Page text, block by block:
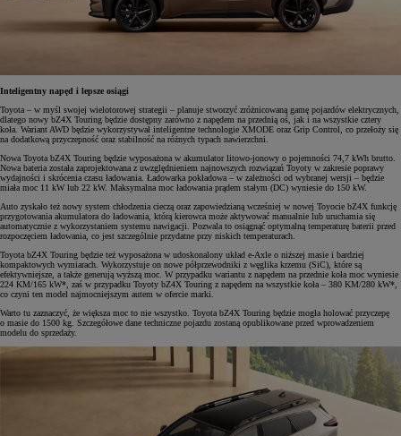
Inteligentny napęd i lepsze osiągi
Toyota – w myśl swojej wielotorowej strategii – planuje stworzyć zróżnicowaną gamę pojazdów elektrycznych,
dlatego nowy bZ4X Touring będzie dostępny zarówno z napędem na przednią oś, jak i na wszystkie cztery
koła. Wariant AWD będzie wykorzystywał inteligentne technologie XMODE oraz Grip Control, co przełoży się
na dodatkową przyczepność oraz stabilność na różnych typach nawierzchni.
Nowa Toyota bZ4X Touring będzie wyposażona w akumulator litowo-jonowy o pojemności 74,7 kWh brutto.
Nowa bateria została zaprojektowana z uwzględnieniem najnowszych rozwiązań Toyoty w zakresie poprawy
wydajności i skrócenia czasu ładowania. Ładowarka pokładowa – w zależności od wybranej wersji – będzie
miała moc 11 kW lub 22 kW. Maksymalna moc ładowania prądem stałym (DC) wyniesie do 150 kW.
Auto zyskało też nowy system chłodzenia cieczą oraz zapowiedzianą wcześniej w nowej Toyocie bZ4X funkcję
przygotowania akumulatora do ładowania, którą kierowca może aktywować manualnie lub uruchamia się
automatycznie z wykorzystaniem systemu nawigacji. Pozwala to osiągnąć optymalną temperaturę baterii przed
rozpoczęciem ładowania, co jest szczególnie przydatne przy niskich temperaturach.
Toyota bZ4X Touring będzie też wyposażona w udoskonalony układ e-Axle o niższej masie i bardziej
kompaktowych wymiarach. Wykorzystuje on nowe półprzewodniki z węglika krzemu (SiC), które są
efektywniejsze, a także generują wyższą moc. W przypadku wariantu z napędem na przednie koła moc wyniesie
224 KM/165 kW*, zaś w przypadku Toyoty bZ4X Touring z napędem na wszystkie koła – 380 KM/280 kW*,
co czyni ten model najmocniejszym autem w ofercie marki.
Warto tu zaznaczyć, że większa moc to nie wszystko. Toyota bZ4X Touring będzie mogła holować przyczepę
o masie do 1500 kg. Szczegółowe dane techniczne pojazdu zostaną opublikowane przed wprowadzeniem
modelu do sprzedaży.